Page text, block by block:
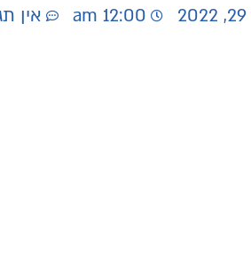
12:00 am אין